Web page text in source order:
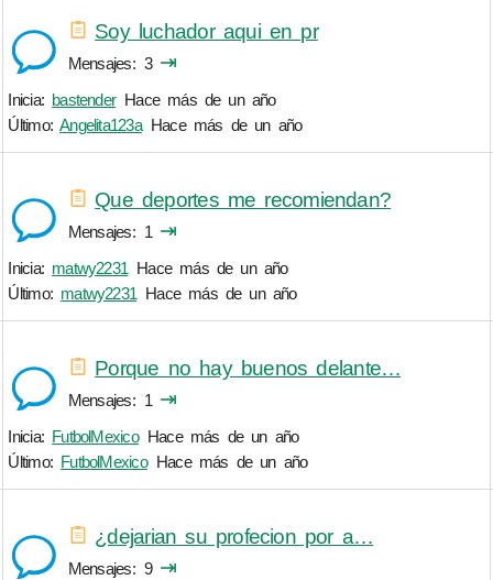
Soy luchador aqui en pr
Mensajes 3 ⇥
Inicia: bastender Hace más de un año
Último:Angelita123a Hace más de un año
Que deportes me recomiendan?
Mensajes 1 ⇥
Inicia: matwy2231 Hace más de un año
Último: matwy2231 Hace más de un año
Porque no hay buenos delante…
Mensajes 1 ⇥
Inicia: FutbolMexico Hace más de un año
Último: FutbolMexico Hace más de un año
¿dejarian su profecion por a…
Mensajes 9 ⇥